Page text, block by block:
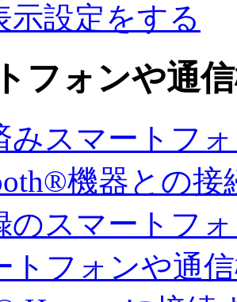
示設定をする
フォンや通
みスマートフ
機器との接
のスマートフ
トフォンや通